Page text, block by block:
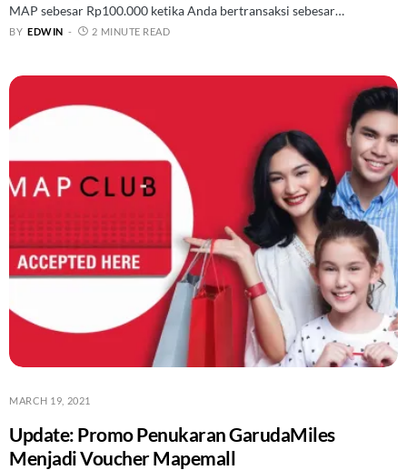
MAP sebesar Rp100.000 ketika Anda bertransaksi sebesar…
BY EDWIN 2 MINUTE READ
MARCH 19, 2021
Update: Promo Penukaran GarudaMiles
Menjadi Voucher Mapemall